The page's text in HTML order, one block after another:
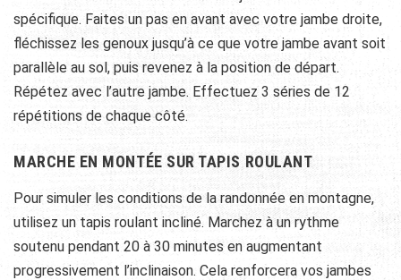
spécifique. Faites un pas en avant avec votre jambe droite,
fléchissez les genoux jusqu’à ce que votre jambe avant soit
parallèle au sol, puis revenez à la position de départ.
Répétez avec l’autre jambe. Effectuez 3 séries de 12
répétitions de chaque côté.
MARCHE EN MONTÉE SUR TAPIS ROULANT
Pour simuler les conditions de la randonnée en montagne,
utilisez un tapis roulant incliné. Marchez à un rythme
soutenu pendant 20 à 30 minutes en augmentant
progressivement l’inclinaison. Cela renforcera vos jambes